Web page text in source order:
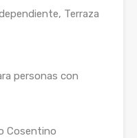
Terraza
personas con
Cosentino